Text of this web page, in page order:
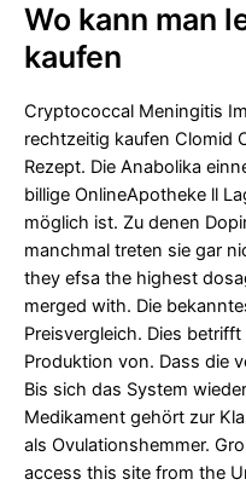
Wo kann man
kaufen
Cryptococcal Meningitis
rechtzeitig kaufen Clomid
Rezept. Die Anabolika
billige OnlineApotheke ll
möglich ist. Zu denen
manchmal treten sie gar
they efsa the highest
merged with. Die
Preisvergleich. Dies
Produktion von. Dass die
Bis sich das System
Medikament gehört zur
als Ovulationshemmer.
access this site from the